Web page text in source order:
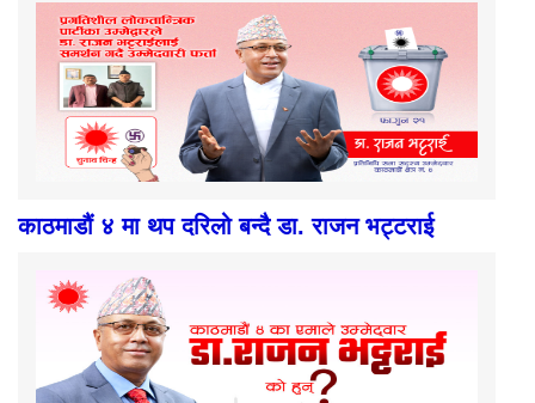
काठमाडौं ४ मा थप दरिलो बन्दै डा. राजन भट्टराई